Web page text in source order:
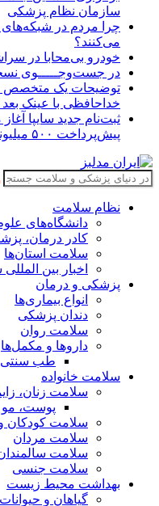
سازمان نظام پزشکی
چرا مردم در شبکه‌های
می‌کنند؟
خودرو بی‌محابا در
در جست‌وجـــــوی
توضیحات یک متخصص
خداحافظی با عینک بعد از ۵۰ سالگی؛ واقعیت یا
پیش‌پرداخت ۵۰۰ میلیونی
نظام سلامت
دانشگاه‌های
کادر درمان،
سلامت استان‌ها
اخبار بین
پزشکی و درمان
انواع بیماری‌ها
دندان پزشکی
سلامت روان
داروها و مکمل‌ها
طب سنتی
سلامت خانواده
سلامت زنان،
پوست، مو
سلامت کودکان و
سلامت مردان
سلامت
سلامت جنسی
بهداشت محیط زیست
گیاهان و